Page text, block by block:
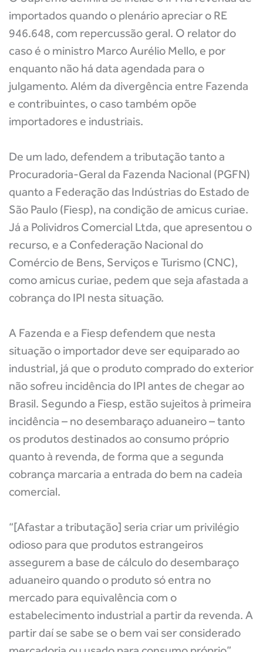
importados quando o plenário apreciar o RE
946.648, com repercussão geral. O relator do
caso é o ministro Marco Aurélio Mello, e por
enquanto não há data agendada para o
julgamento. Além da divergência entre Fazenda
e contribuintes, o caso também opõe
importadores e industriais.
De um lado, defendem a tributação tanto a
Procuradoria-Geral da Fazenda Nacional (PGFN)
quanto a Federação das Indústrias do Estado de
São Paulo (Fiesp), na condição de amicus curiae.
Já a Polividros Comercial Ltda, que apresentou o
recurso, e a Confederação Nacional do
Comércio de Bens, Serviços e Turismo (CNC),
como amicus curiae, pedem que seja afastada a
cobrança do IPI nesta situação.
A Fazenda e a Fiesp defendem que nesta
situação o importador deve ser equiparado ao
industrial, já que o produto comprado do exterior
não sofreu incidência do IPI antes de chegar ao
Brasil. Segundo a Fiesp, estão sujeitos à primeira
incidência – no desembaraço aduaneiro – tanto
os produtos destinados ao consumo próprio
quanto à revenda, de forma que a segunda
cobrança marcaria a entrada do bem na cadeia
comercial.
“[Afastar a tributação] seria criar um privilégio
odioso para que produtos estrangeiros
assegurem a base de cálculo do desembaraço
aduaneiro quando o produto só entra no
mercado para equivalência com o
estabelecimento industrial a partir da revenda. A
partir daí se sabe se o bem vai ser considerado